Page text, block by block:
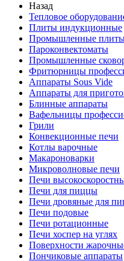
Назад
Тепловое
Плиты индукционные
Промышленные
Пароконвектоматы
Промышленные
Фритюрницы
Аппараты Sous Vide
Аппараты для
Блинные аппараты
Вафельницы
Грили
Конвекционные печи
Котлы варочные
Макароноварки
Микроволновые печи
Печи
Печи для пиццы
Печи дровяные для
Печи подовые
Печи ротационные
Печи хоспер на углях
Поверхности
Пончиковые аппараты